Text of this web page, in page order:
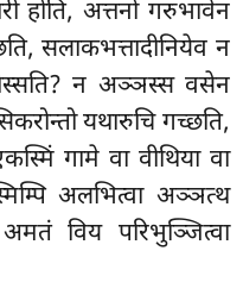
होति, अत्तनो गरुभावेन
सलाकभत्तादीनियेव न
न अञ्ञस्स वसेन
यथारुचि गच्छति,
गामे वा वीथिया वा
अलभित्वा अञ्ञत्थ
अमतंविय परिभुञ्जित्वा